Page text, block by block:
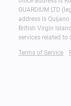
GUARDIUM LTD
address is Quijano
British Virgin
services related to
Terms of Service